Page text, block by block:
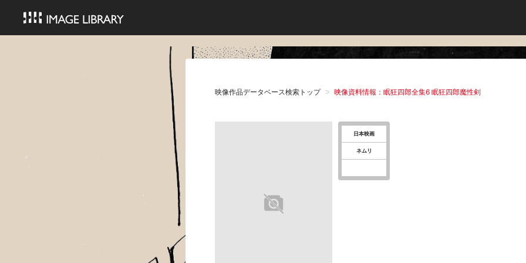
映像作品データベース検索トップ 映像資料情報：眠狂四郎全集6 眠狂四郎魔性剣
日本映画
ネムリ